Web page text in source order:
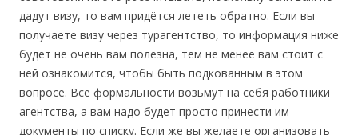
дадут визу, то вам придётся лететь обратно. Если вы
получаете визу через турагентство, то информация ниже
будет не очень вам полезна, тем не менее вам стоит с
ней ознакомится, чтобы быть подкованным в этом
вопросе. Все формальности возьмут на себя работники
агентства, а вам надо будет просто принести им
документы по списку. Если же вы желаете организовать